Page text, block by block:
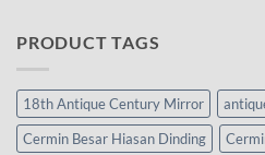
PRODUCT TAGS
18th Antique Century Mirror
Cermin Besar Hiasan Dinding